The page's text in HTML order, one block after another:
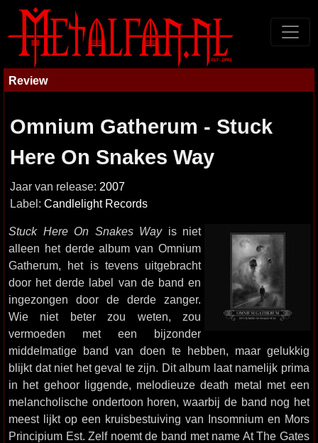
Review
Omnium Gatherum - Stuck
Here On Snakes Way
Jaar van release: 2007
Label: Candlelight Records
Stuck Here On Snakes Wayis niet
alleen het derde album van Omnium
Gatherum, het is tevens uitgebracht
door het derde label van de band en
ingezongen door de derde zanger.
Wie niet beter zou weten, zou
vermoeden met een bijzonder
middelmatige band van doen te hebben, maar gelukkig
blijkt dat niet het geval te zijn. Dit album laat namelijk prima
in het gehoor liggende, melodieuze death metal met een
melancholische ondertoon horen, waarbij de band nog het
meest lijkt op een kruisbestuiving van Insomnium en Mors
Principium Est. Zelf noemt de band met name At The Gates